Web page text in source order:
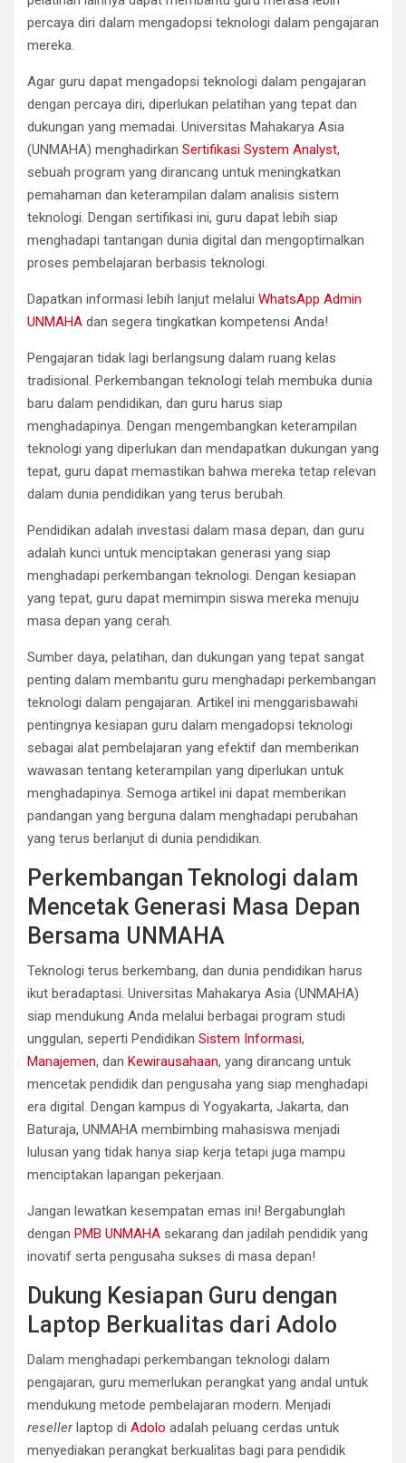
percaya diri dalam mengadopsi teknologi dalam pengajaran
mereka.
Agar guru dapat mengadopsi teknologi dalam pengajaran
dengan percaya diri, diperlukan pelatihan yang tepat dan
dukungan yang memadai. Universitas Mahakarya Asia
(UNMAHA) menghadirkan Sertifikasi System Analyst,
sebuah program yang dirancang untuk meningkatkan
pemahaman dan keterampilan dalam analisis sistem
teknologi. Dengan sertifikasi ini, guru dapat lebih siap
menghadapi tantangan dunia digital dan mengoptimalkan
proses pembelajaran berbasis teknologi.
Dapatkan informasi lebih lanjut melalui WhatsApp Admin
UNMAHA dan segera tingkatkan kompetensi Anda!
Pengajaran tidak lagi berlangsung dalam ruang kelas
tradisional. Perkembangan teknologi telah membuka dunia
baru dalam pendidikan, dan guru harus siap
menghadapinya. Dengan mengembangkan keterampilan
teknologi yang diperlukan dan mendapatkan dukungan yang
tepat, guru dapat memastikan bahwa mereka tetap relevan
dalam dunia pendidikan yang terus berubah.
Pendidikan adalah investasi dalam masa depan, dan guru
adalah kunci untuk menciptakan generasi yang siap
menghadapi perkembangan teknologi. Dengan kesiapan
yang tepat, guru dapat memimpin siswa mereka menuju
masa depan yang cerah.
Sumber daya, pelatihan, dan dukungan yang tepat sangat
penting dalam membantu guru menghadapi perkembangan
teknologi dalam pengajaran. Artikel ini menggarisbawahi
pentingnya kesiapan guru dalam mengadopsi teknologi
sebagai alat pembelajaran yang efektif dan memberikan
wawasan tentang keterampilan yang diperlukan untuk
menghadapinya. Semoga artikel ini dapat memberikan
pandangan yang berguna dalam menghadapi perubahan
yang terus berlanjut di dunia pendidikan.
Perkembangan Teknologi dalam
Mencetak Generasi Masa Depan
Bersama UNMAHA
Teknologi terus berkembang, dan dunia pendidikan harus
ikut beradaptasi. Universitas Mahakarya Asia (UNMAHA)
siap mendukung Anda melalui berbagai program studi
unggulan, seperti Pendidikan Sistem Informasi,
Manajemen, dan Kewirausahaan, yang dirancang untuk
mencetak pendidik dan pengusaha yang siap menghadapi
era digital. Dengan kampus di Yogyakarta, Jakarta, dan
Baturaja, UNMAHA membimbing mahasiswa menjadi
lulusan yang tidak hanya siap kerja tetapi juga mampu
menciptakan lapangan pekerjaan.
Jangan lewatkan kesempatan emas ini! Bergabunglah
dengan PMB UNMAHA sekarang dan jadilah pendidik yang
inovatif serta pengusaha sukses di masa depan!
Dukung Kesiapan Guru dengan
Laptop Berkualitas dari Adolo
Dalam menghadapi perkembangan teknologi dalam
pengajaran, guru memerlukan perangkat yang andal untuk
mendukung metode pembelajaran modern. Menjadi
resellerlaptop di Adolo adalah peluang cerdas untuk
menyediakan perangkat berkualitas bagi para pendidik